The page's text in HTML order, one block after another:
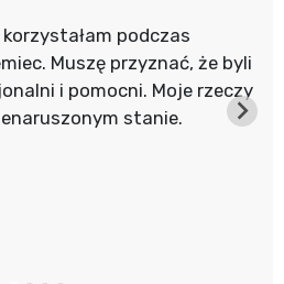
podczas
Muszę przyznać, że byli
i pomocni. Moje rzeczy
stanie.